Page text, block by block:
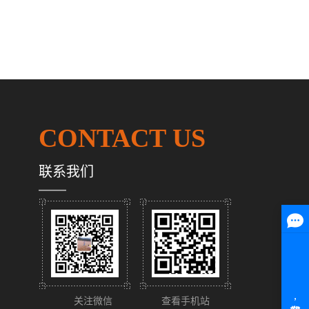
CONTACT US
联系我们
关注微信 查看手机站